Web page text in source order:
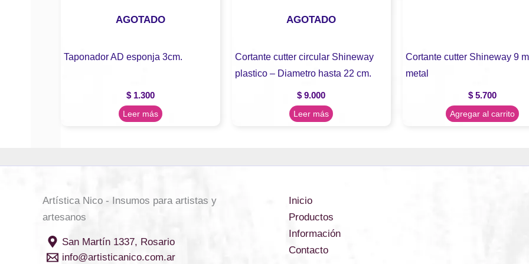
AGOTADO
Taponador AD esponja 3cm.
$1.300
Leer más
AGOTADO
Cortante cutter circular Shineway
plastico – Diametro hasta 22 cm.
$ 9.000
Leer más
Cortante cutter Shineway 9
metal
$5.700
Agregar al carrito
Artística Nico - Insumos para artistas y
artesanos
San Martín 1337, Rosario
info@artisticanico.com.ar
Inicio
Productos
Información
Contacto